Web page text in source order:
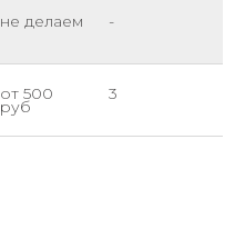
не делаем -
от 500
руб
3